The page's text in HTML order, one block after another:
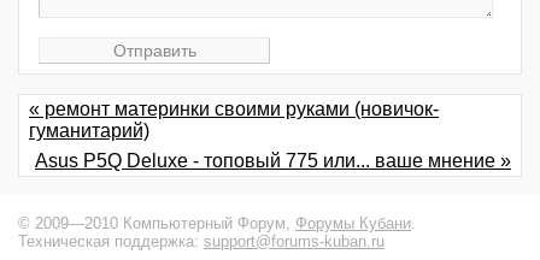
« ремонт материнки своими руками (новичок-
гуманитарий)
Asus P5Q Deluxe - топовый 775 или... ваше мнение »
© 2009—2010 Компьютерный Форум, Форумы Кубани.
Техническая поддержка: support@forums-kuban.ru